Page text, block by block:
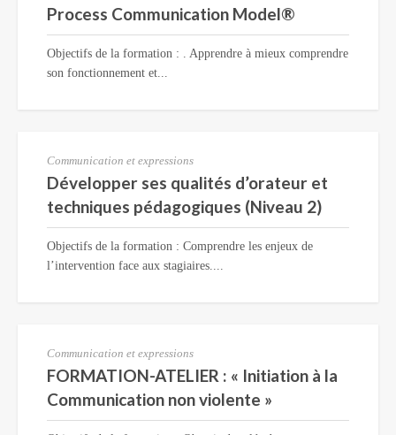
Process Communication Model®
Objectifs de la formation : . Apprendre à mieux comprendre
son fonctionnement et...
Communication et expressions
Développer ses qualités d’orateur et
techniques pédagogiques (Niveau 2)
Objectifs de la formation : Comprendre les enjeux de
l’intervention face aux stagiaires....
Communication et expressions
FORMATION-ATELIER : « Initiation à la
Communication non violente »